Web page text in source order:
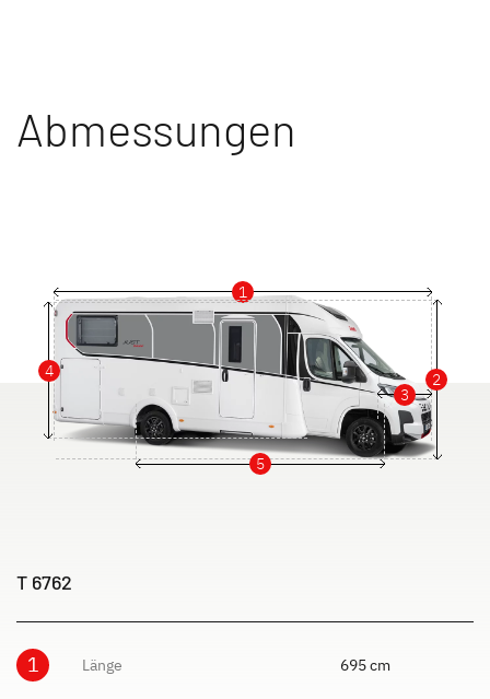
Abmessungen
1
2
3
4
5
T 6762
1 Länge 695 cm